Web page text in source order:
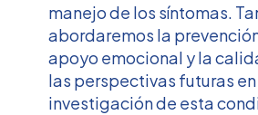
manejo de los síntomas.
abordaremos la
apoyo emocional y la
las perspectivas futuras
investigación de esta